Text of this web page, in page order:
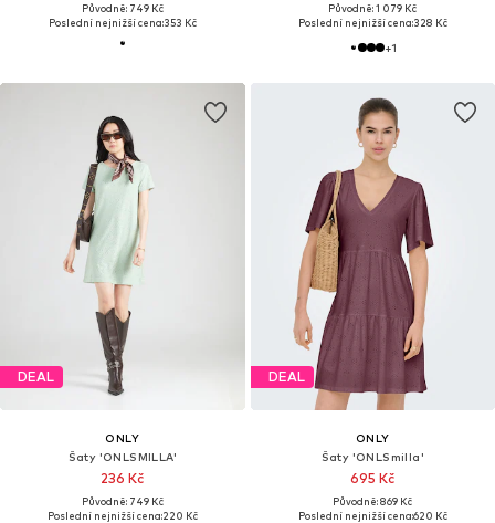
Původně: 749 Kč
Poslední nejnižší cena:353 Kč
Původně: 1 079 Kč
Poslední nejnižší cena:328 Kč
+1
DEAL
ONLY
Šaty 'ONLSMILLA'
236 Kč
Původně: 749 Kč
Poslední nejnižší cena:220 Kč
DEAL
ONLY
Šaty 'ONLSmilla'
695 Kč
Původně: 869 Kč
Poslední nejnižší cena:620 Kč